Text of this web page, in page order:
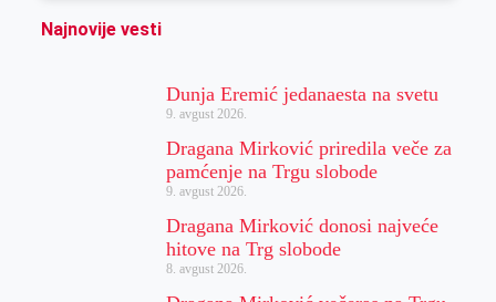
Najnovije vesti
Dunja Eremić jedanaesta na svetu
9. avgust 2026.
Dragana Mirković priredila veče za
pamćenje na Trgu slobode
9. avgust 2026.
Dragana Mirković donosi najveće
hitove na Trg slobode
8. avgust 2026.